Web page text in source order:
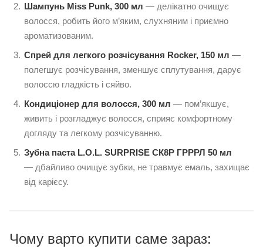
Шампунь Miss Punk, 300 мл — делікатно очищує
волосся, робить його м’яким, слухняним і приємно
ароматизованим.
Спрей для легкого розчісування Rocker, 150 мл —
полегшує розчісування, зменшує сплутування, дарує
волоссю гладкість і сяйво.
Кондиціонер для волосся, 300 мл — пом’якшує,
живить і розгладжує волосся, сприяє комфортному
догляду та легкому розчісуванню.
Зубна паста L.O.L. SURPRISE СК8Р ГРРРЛ 50 мл
— дбайливо очищує зубки, не травмує емаль, захищає
від карієсу.
Чому варто купити саме зараз: